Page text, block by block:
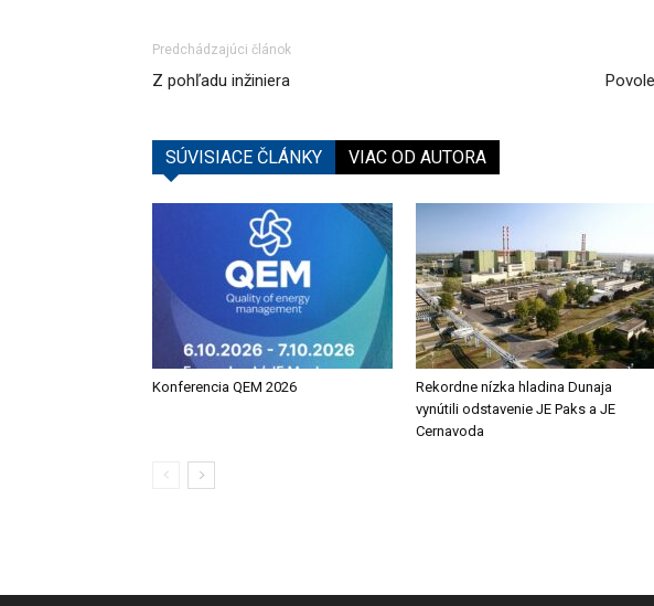
Predchádzajúci článok
Z pohľadu inžiniera
SÚVISIACE ČLÁNKY VIAC OD AUTORA
Konferencia QEM 2026
Rekordne nízka hladina Dunaja
vynútili odstavenie JE Paks a JE
Cernavoda